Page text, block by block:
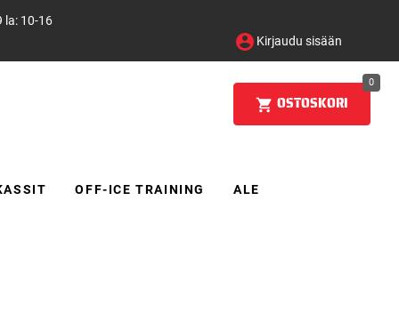
la: 10-16
Kirjaudu sisään
OSTOSKORI
0
OFF-ICE TRAINING ALE